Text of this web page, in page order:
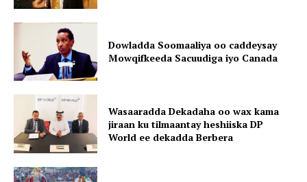
Dowladda Soomaaliya oo caddeysay
Mowqifkeeda Sacuudiga iyo Canada
Wasaaradda Dekadaha oo wax kama
jiraan ku tilmaantay heshiiska DP
World ee dekadda Berbera